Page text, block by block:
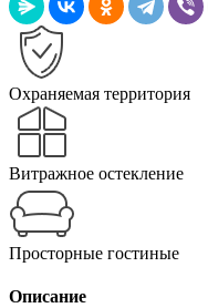
Охраняемая территория
Витражное остекление
Просторные гостиные
Описание